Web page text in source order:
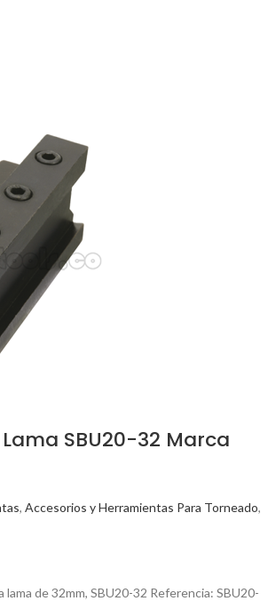
SBU20-32 Marca
, Accesorios y Herramientas Para Torneado,
lama de 32mm, SBU20-32 Referencia: SBU20-